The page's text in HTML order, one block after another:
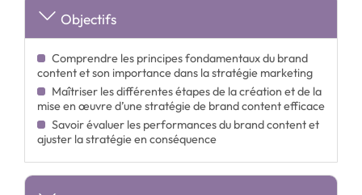
Objectifs
Comprendre les principes fondamentaux du brand
content et son importance dans la stratégie marketing
Maîtriser les différentes étapes de la création et de la
mise en œuvre d’une stratégie de brand content efficace
Savoir évaluer les performances du brand content et
ajuster la stratégie en conséquence